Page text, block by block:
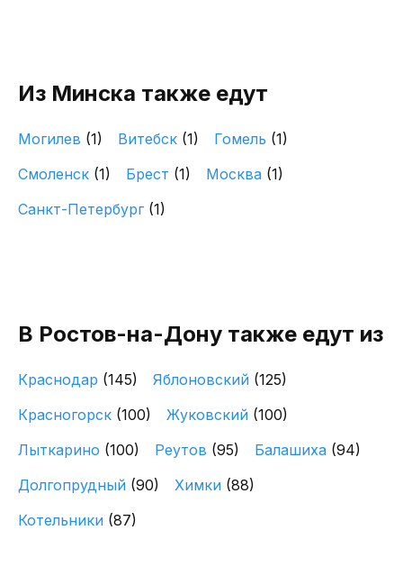
Из Минска также едут
Могилев (1) Витебск (1) Гомель (1)
Смоленск (1) Брест (1) Москва (1)
Санкт-Петербург (1)
В Ростов-на-Дону также едут из
Краснодар (145) Яблоновский (125)
Красногорск (100) Жуковский (100)
Лыткарино (100) Реутов (95) Балашиха (94)
Долгопрудный (90) Химки (88)
Котельники (87)